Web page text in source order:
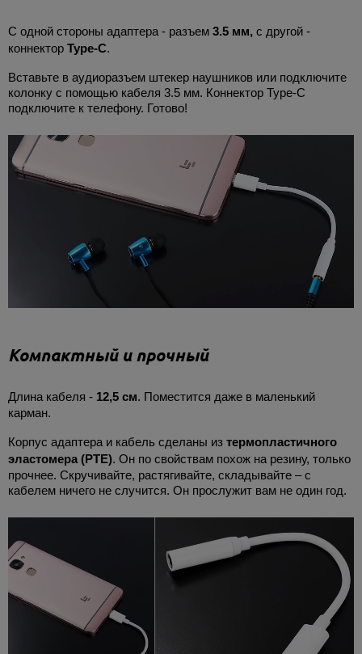
С одной стороны адаптера - разъем 3.5 мм, с другой -
коннектор Type-C.
Вставьте в аудиоразъем штекер наушников или подключите
колонку с помощью кабеля 3.5 мм. Коннектор Type-C
подключите к телефону. Готово!
Компактный и прочный
Длина кабеля - 12,5 см. Поместится даже в маленький
карман.
Корпус адаптера и кабель сделаны из термопластичного
эластомера (PTE). Он по свойствам похож на резину, только
прочнее. Скручивайте, растягивайте, складывайте – с
кабелем ничего не случится. Он прослужит вам не один год.